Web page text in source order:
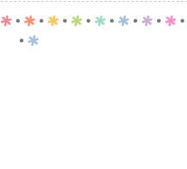
p . p . p . p . p . p . p . p .
. p